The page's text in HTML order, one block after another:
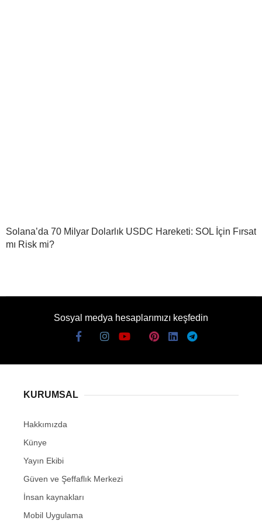
Solana’da 70 Milyar Dolarlık USDC Hareketi: SOL İçin Fırsat
mı Risk mi?
Sosyal medya hesaplarımızı keşfedin
KURUMSAL
Hakkımızda
Künye
Yayın Ekibi
Güven ve Şeffaflık Merkezi
İnsan kaynakları
Mobil Uygulama